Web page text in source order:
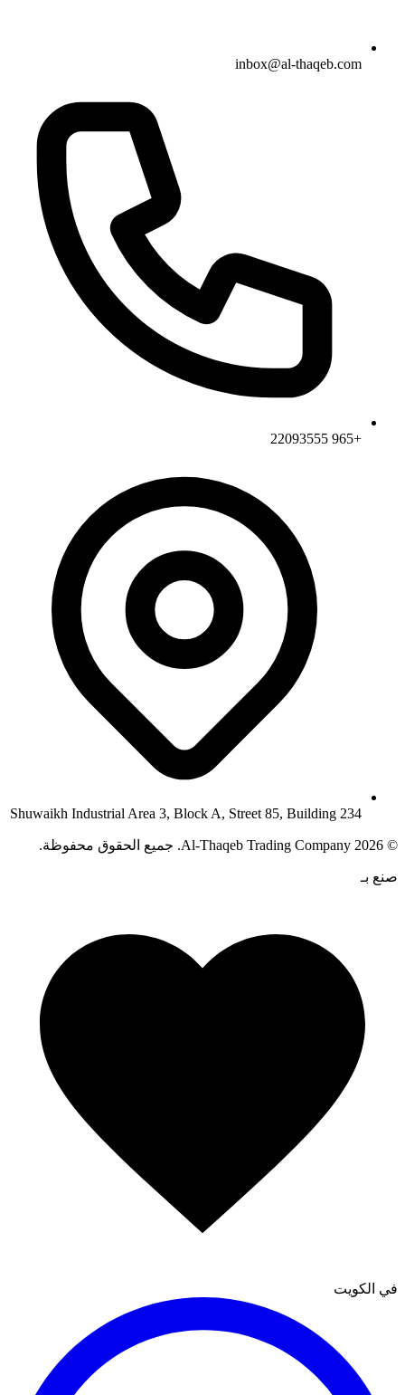
inbox@al-thaqeb.com
+965 22093555
Shuwaikh Industrial Area 3, Block A, Street 85, Building 234
©
2026 جميع الحقوق محفوظة.
صنع بـ
في الكويت